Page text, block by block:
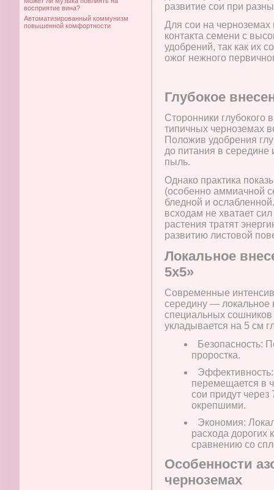
восприятие вина?
Автоматизированный коммунизм
повышенной комфортности
развитие сои при
Для сои на черноземах
контакта семени с
удобрений, так как их
ожог нежного
Глубокое
Сторонники глубокого
типичных черноземах
Положив удобрения
до питания в середине
пыль.
Однако практика
(особенно аммиачной
бледной и
всходам не хватает
растения тратят
развитию листовой
Локальное
5х5»
Современные
середину — локальное
специальных
укладывается на 5 см
Безопасность:
проростка.
перемещается в
сои придут через
окрепшими.
Экономия:
расхода дорогих
сравнению со
Особенности
черноземах